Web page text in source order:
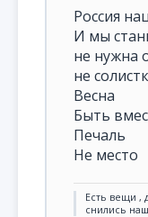
Россия
И мы
не нужна
не
Весна
Быть
Печаль
Не место
Есть вещи ,
снились